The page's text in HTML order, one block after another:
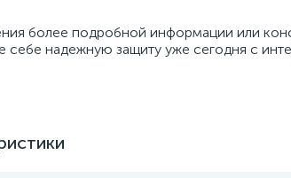
более подробной информации или
себе надежную защиту уже сегодня с